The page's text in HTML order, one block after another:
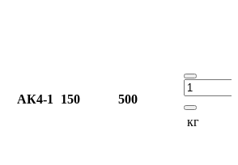
АК4-1 150
500
кг